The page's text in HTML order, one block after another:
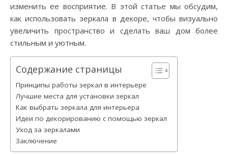
изменить ее восприятие. В этой статье мы обсудим,
как использовать зеркала в декоре, чтобы визуально
увеличить пространство и сделать ваш дом более
стильным и уютным.
Содержание страницы
Принципы работы зеркал в интерьере
Лучшие места для установки зеркал
Как выбрать зеркала для интерьера
Идеи по декорированию с помощью зеркал
Уход за зеркалами
Заключение